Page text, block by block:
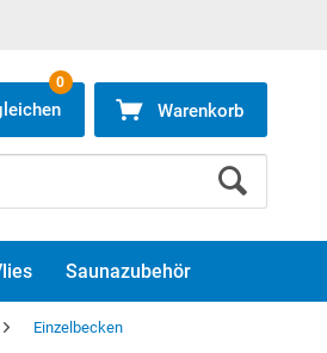
0
Warenkorb
Saunazubehör
Einzelbecken